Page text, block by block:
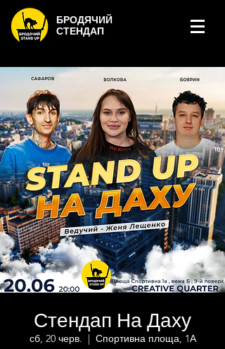
БРОДЯЧИЙ
СТЕНДАП
Стендап На Даху
сб, 20 черв.
  |
Спортивна площа, 1А